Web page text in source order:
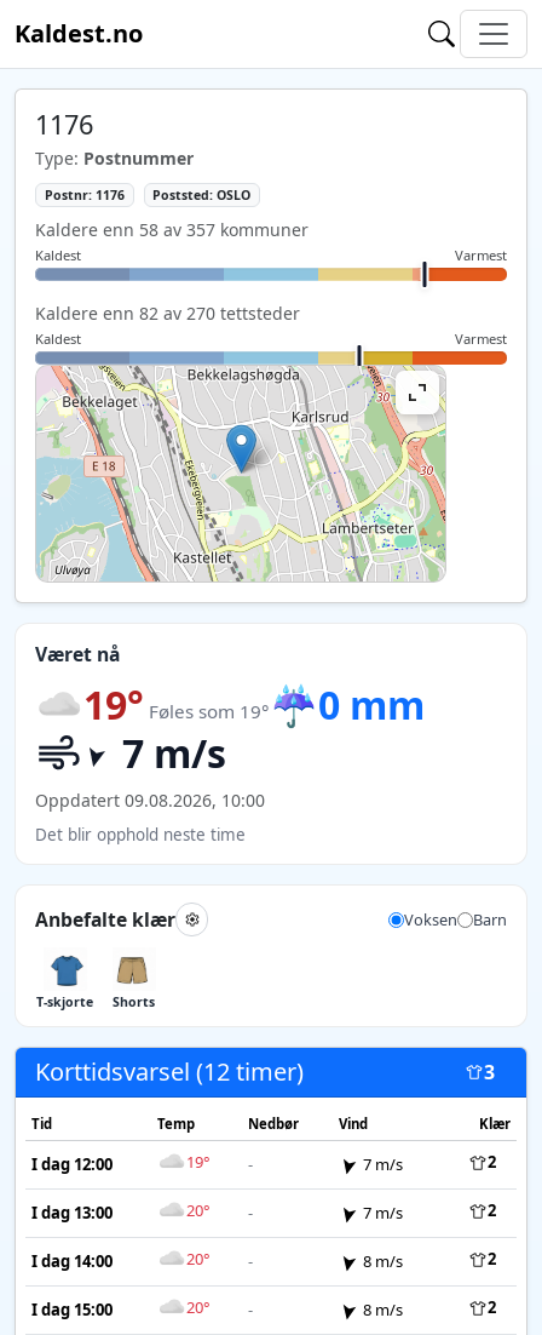
Kaldest.no
1176
Type: Postnummer
Postnr: 1176 Poststed: OSLO
Kaldere enn 58 av 357 kommuner
Kaldest Varmest
Kaldere enn 82 av 270 tettsteder
Kaldest Varmest
Været nå
19° Føles som 19° ☔0 mm
7 m/s
Oppdatert 09.08.2026, 10:00
Det blir opphold neste time
Anbefalte klær Voksen Barn
T-skjorte Shorts
Korttidsvarsel (12 timer) 3
Tid Temp Nedbør Vind Klær
I dag 12:00 19° - 7 m/s 2
I dag 13:00 20° - 7 m/s 2
I dag 14:00 20° - 8 m/s 2
I dag 15:00 20° - 8 m/s 2